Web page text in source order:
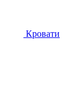
Кровати